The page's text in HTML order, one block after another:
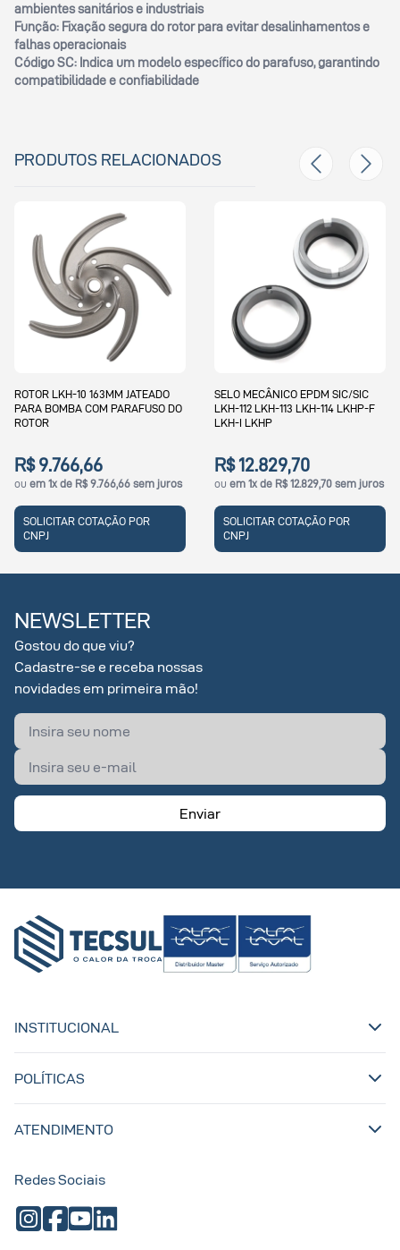
ambientes sanitários e industriais
Função: Fixação segura do rotor para evitar desalinhamentos e
falhas operacionais
Código SC: Indica um modelo específico do parafuso, garantindo
compatibilidade e confiabilidade
PRODUTOS RELACIONADOS
JATEADO
PARAFUSO DO
sem juros
POR
SELO MECÂNICO EPDM SIC/SIC
LKH-112 LKH-113 LKH-114 LKHP-F
R$ 12.829,70
ouem 1x de R$ 12.829,70 sem juros
SOLICITAR COTAÇÃO POR
SELO
LKH-114 SSS
ouem 1x de
SOLICITAR
NEWSLETTER
Gostou do que viu?
Cadastre-se e receba nossas
novidades em primeira mão!
Enviar
INSTITUCIONAL
POLÍTICAS
ATENDIMENTO
Redes Sociais